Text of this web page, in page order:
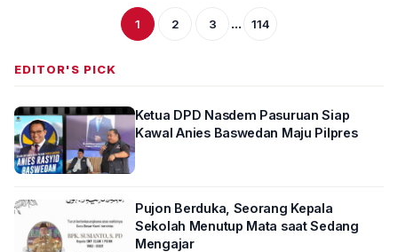
1 2 3 ... 114
EDITOR'S PICK
Ketua DPD Nasdem Pasuruan Siap
Kawal Anies Baswedan Maju Pilpres
Pujon Berduka, Seorang Kepala
Sekolah Menutup Mata saat Sedang
Mengajar